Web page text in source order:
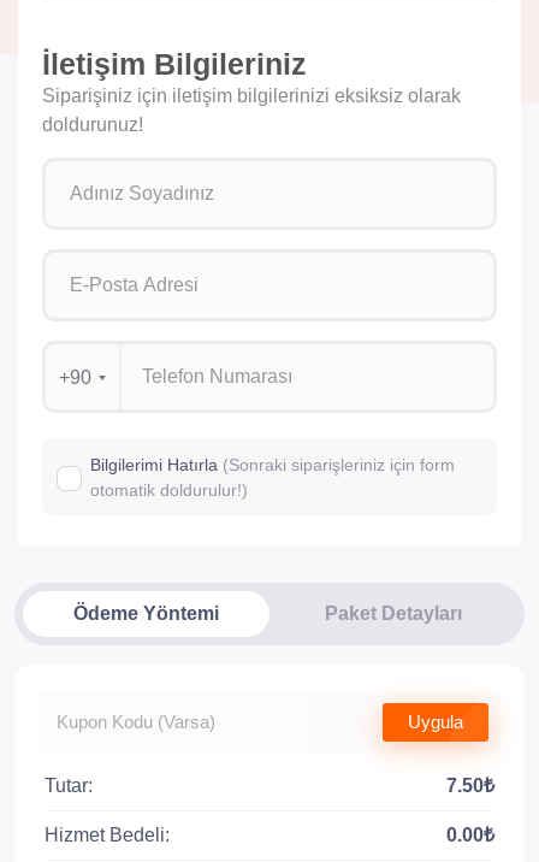
İletişim Bilgileriniz
Siparişiniz için iletişim bilgilerinizi eksiksiz olarak
doldurunuz!
+90
Bilgilerimi Hatırla (Sonraki siparişleriniz için form
otomatik doldurulur!)
Ödeme Yöntemi Paket Detayları
Uygula
Tutar: 7.50₺
Hizmet Bedeli: 0.00₺